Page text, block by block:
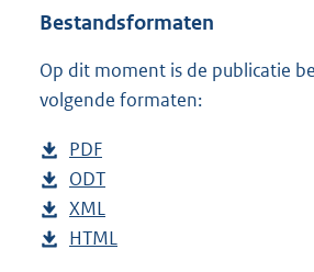
Bestandsformaten
Op dit moment is de publicatie
volgende formaten:
D
o
w
n
PDF
e
s
t
D
o
w
ODT
s
D
o
XML
e
D
HTML